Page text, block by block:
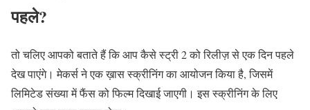
पहले?
तो चलिए आपको बताते हैं कि आप कैसे स्ट्री 2 को रिलीज़ से एक दिन पहले
देख पाएंगे। मेकर्स ने एक ख़ास स्क्रीनिंग का आयोजन किया है, जिसमें
लिमिटेड संख्या में फैंस को फिल्म दिखाई जाएगी। इस स्क्रीनिंग के लिए